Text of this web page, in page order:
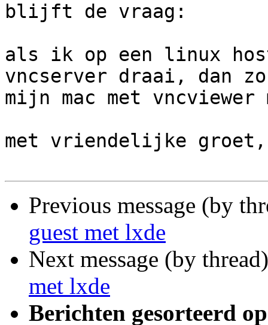
blijft de vraag:
als ik op een linux
vncserver draai, dan
mijn mac met vncviewer
met vriendelijke
Previous message (by
guest met lxde
Next message (by
met lxde
Berichten gesorteerd